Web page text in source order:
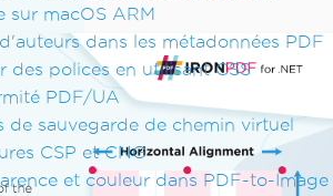
sur macOS ARM
dans les métadonnées PDF
des polices en utilisant CSS
PDF/UA
de sauvegarde de chemin virtuel
CSP et CNG
et couleur dans PDF-to-Image